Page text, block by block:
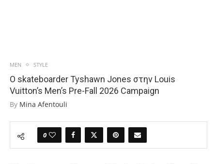
MEN STYLE
Ο skateboarder Tyshawn Jones στην Louis
Vuitton’s Men’s Pre-Fall 2026 Campaign
By Mina Afentouli
0